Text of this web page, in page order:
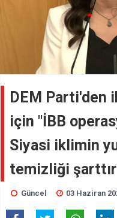
DEM Parti'den
için "İBB
Siyasi iklimin
temizliği şarttır
Güncel 03 Haziran